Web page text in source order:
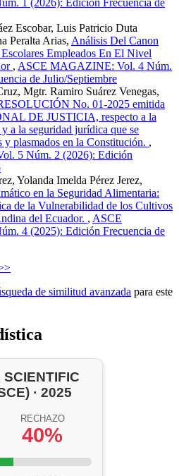
Escobar, Luis Patricio Duta
Peralta Arias, Análisis Del Canon
Empleados En El Nivel
, ASCE MAGAZINE: Vol. 4 Núm.
de Julio/Septiembre
Mgtr. Ramiro Suárez Venegas,
No. 01-2025 emitida
DE JUSTICIA, respecto a la
a la seguridad jurídica que se
y plasmados en la Constitución. ,
5 Núm. 2 (2026): Edición
Yolanda Imelda Pérez Jerez,
en la Seguridad Alimentaria:
de la Vulnerabilidad de los Cultivos
del Ecuador. , ASCE
4 (2025): Edición Frecuencia de
de similitud avanzada para este
· 2025
RECHAZO
40%